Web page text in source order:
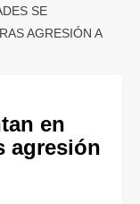
SE
AGRESIÓN A
en
agresión